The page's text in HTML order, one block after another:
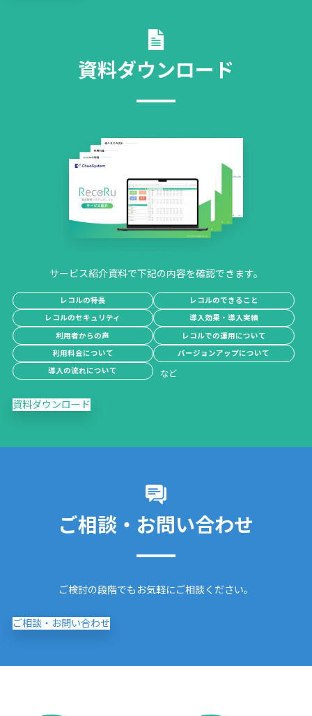
資料ダウンロード
サービス紹介資料で下記の内容を確認できます。
レコルの特長
レコルのできること
レコルのセキュリティ
導入効果・導入実績
利用者からの声
レコルでの運用について
利用料金について
バージョンアップについて
導入の流れについて
資料ダウンロード
ご相談・お問い合わせ
ご検討の段階でもお気軽にご相談ください。
ご相談・お問い合わせ